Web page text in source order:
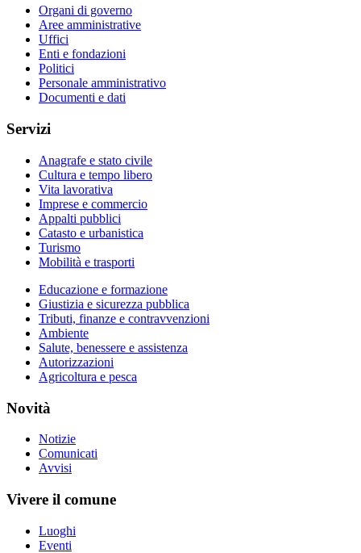
Organi di governo
Aree amministrative
Uffici
Enti e fondazioni
Politici
Personale amministrativo
Documenti e dati
Servizi
Anagrafe e stato civile
Cultura e tempo libero
Vita lavorativa
Imprese e commercio
Appalti pubblici
Catasto e urbanistica
Turismo
Mobilità e trasporti
Educazione e formazione
Giustizia e sicurezza pubblica
Tributi, finanze e contravvenzioni
Ambiente
Salute, benessere e assistenza
Autorizzazioni
Agricoltura e pesca
Novità
Notizie
Comunicati
Avvisi
Vivere il comune
Luoghi
Eventi